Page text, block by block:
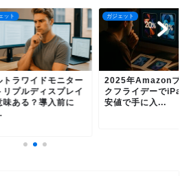
ット
年Amazonブラッ
ライデーでiPadを最
で手に入...
ガジェット
アケコン レバーボー
おすすめ5選！サイ
交換方法・素材の選